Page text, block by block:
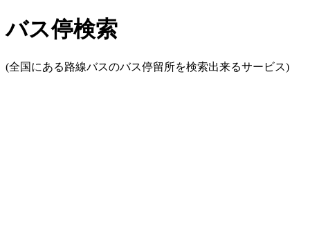
バス停検索
(全国にある路線バスのバス停留所を検索出来るサービス)